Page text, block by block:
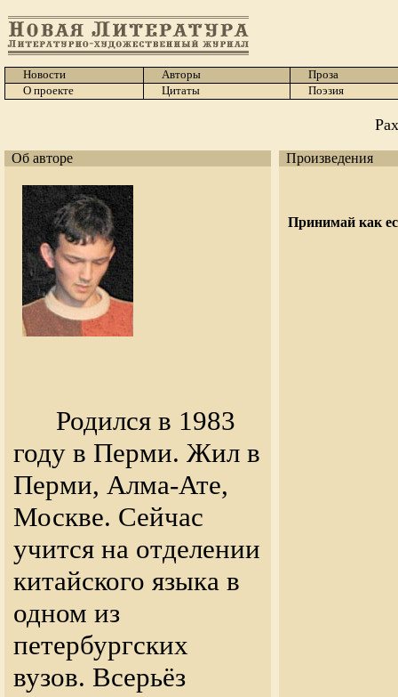
Новости Авторы
Проза
О проекте
Цитаты Поэзия
Об авторе
Родился в 1983
году в Перми. Жил в
Перми, Алма-Ате,
Москве. Сейчас
учится на отделении
китайского языка в
одном из
петербургских
вузов. Всерьёз
Произведения
Принимай как